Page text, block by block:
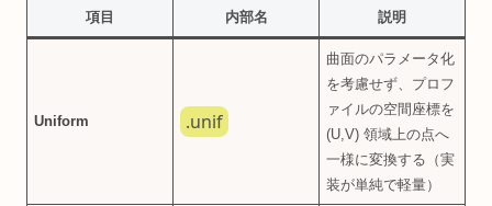
項目 内部名 説明
Uniform .unif
曲面のパラメータ化
を考慮せず、プロフ
ァイルの空間座標を
(U,V) 領域上の点へ
一様に変換する（実
装が単純で軽量）